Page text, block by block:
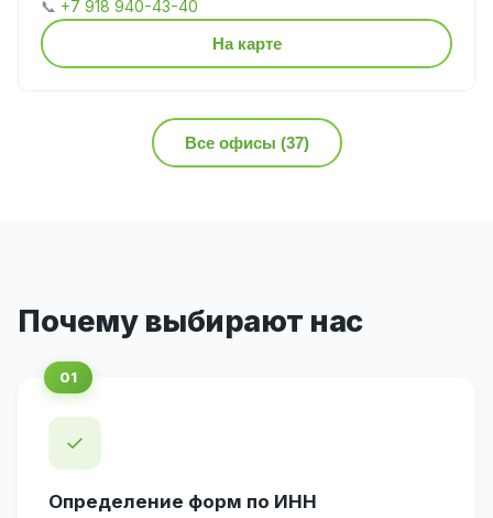
📞 +7 918 940-43-40
На карте
Все офисы (37)
Почему выбирают нас
✓
Определение форм по ИНН